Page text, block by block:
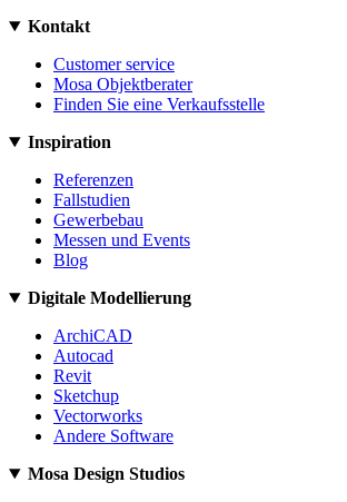
Kontakt
Customer service
Mosa Objektberater
Finden Sie eine Verkaufsstelle
Inspiration
Referenzen
Fallstudien
Gewerbebau
Messen und Events
Blog
Digitale Modellierung
ArchiCAD
Autocad
Revit
Sketchup
Vectorworks
Andere Software
Mosa Design Studios